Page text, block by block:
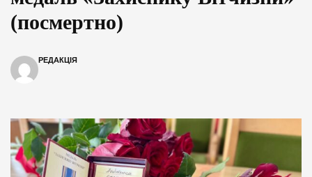
(посмертно)
РЕДАКЦІЯ